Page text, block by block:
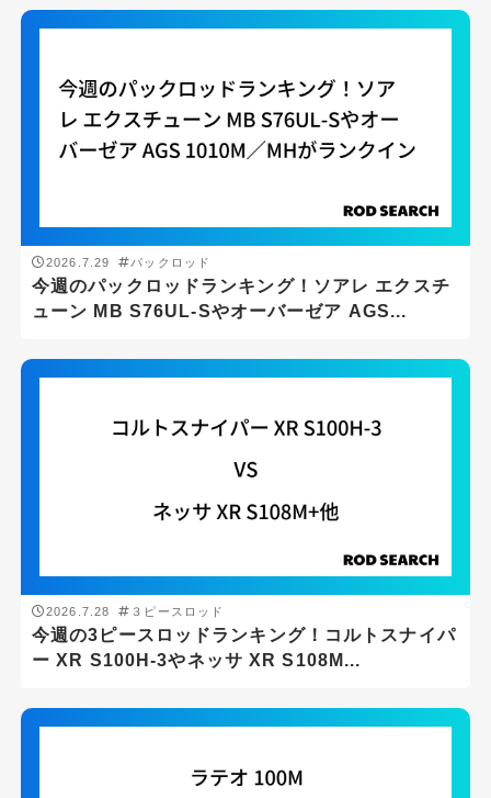
2026.7.29 パックロッド
今週のパックロッドランキング！ソアレ エクスチ
ューン MB S76UL-Sやオーバーゼア AGS...
2026.7.28 ３ピースロッド
今週の3ピースロッドランキング！コルトスナイパ
ー XR S100H-3やネッサ XR S108M...
ボート
堤防
汽水域
磯
船
エギング
ショアジギング
スロージギング
タイラバ
トラウト